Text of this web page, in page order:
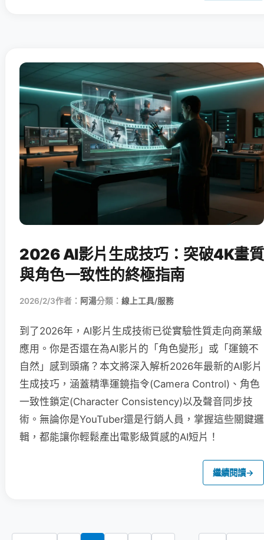
2026 AI影片生成技巧：突破4K畫質
與角色一致性的終極指南
2026/2/3作者： 阿湯分類： 線上工具/服務
到了2026年，AI影片生成技術已從實驗性質走向商業級
應用。你是否還在為AI影片的「角色變形」或「運鏡不
自然」感到頭痛？本文將深入解析2026年最新的AI影片
生成技巧，涵蓋精準運鏡指令(Camera Control)、角色
一致性鎖定(Character Consistency)以及聲音同步技
術。無論你是YouTuber還是行銷人員，掌握這些關鍵邏
輯，都能讓你輕鬆產出電影級質感的AI短片！
繼續閱讀→